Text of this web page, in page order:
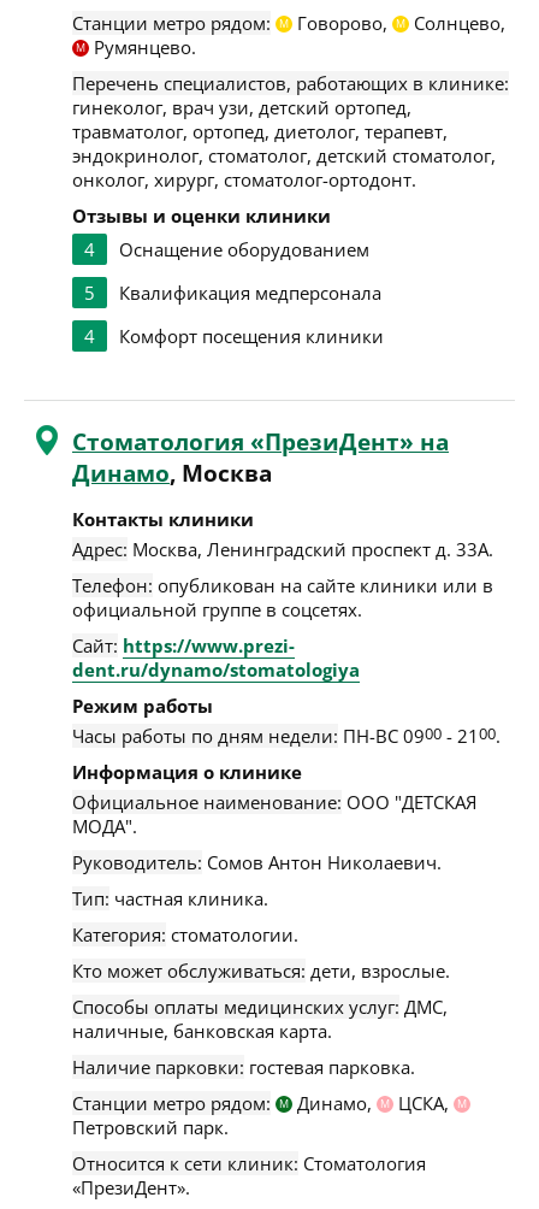
Станции метро рядом:
М Говорово, М Солнцево,
М
Румянцево.
Перечень специалистов, работающих в клинике:
гинеколог, врач узи, детский ортопед,
травматолог, ортопед, диетолог, терапевт,
эндокринолог, стоматолог, детский стоматолог,
онколог, хирург, стоматолог-ортодонт.
Отзывы и оценки клиники
4
Оснащение оборудованием
5
Квалификация медперсонала
4
Комфорт посещения клиники
Стоматология «ПрезиДент» на
Динамо, Москва
Контакты клиники
Адрес: Москва, Ленинградский проспект д. 33А.
Телефон: опубликован на сайте клиники или в
официальной группе в соцсетях.
Сайт: https://www.prezi-
dent.ru/dynamo/stomatologiya
Режим работы
Часы работы по дням недели: ПН-ВС 0900 - 2100.
Информация о клинике
Официальное наименование: ООО "ДЕТСКАЯ
МОДА".
Руководитель: Сомов Антон Николаевич.
Тип: частная клиника.
Категория: стоматологии.
Кто может обслуживаться: дети, взрослые.
Способы оплаты медицинских услуг: ДМС,
наличные, банковская карта.
Наличие парковки: гостевая парковка.
Станции метро рядом:
М Динамо, М ЦСКА, М
Петровский парк.
Относится к сети клиник: Стоматология
«ПрезиДент».